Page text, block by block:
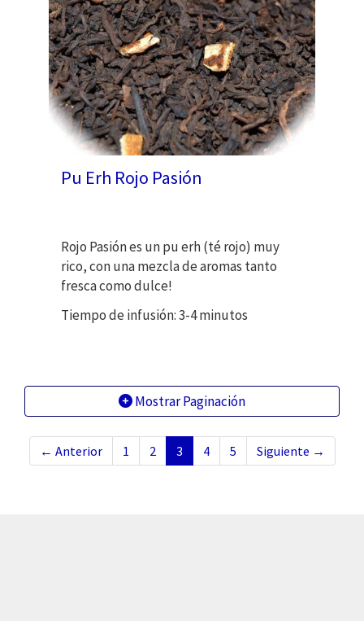
Pu Erh Rojo Pasión
Rojo Pasión es un pu erh (té rojo) muy
rico, con una mezcla de aromas tanto
fresca como dulce!
Tiempo de infusión: 3-4 minutos
Mostrar Paginación
← Anterior 1 2 3 4 5 Siguiente →